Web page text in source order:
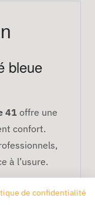
bleue
41 offre une
confort.
à l’usure.
de confidentialité